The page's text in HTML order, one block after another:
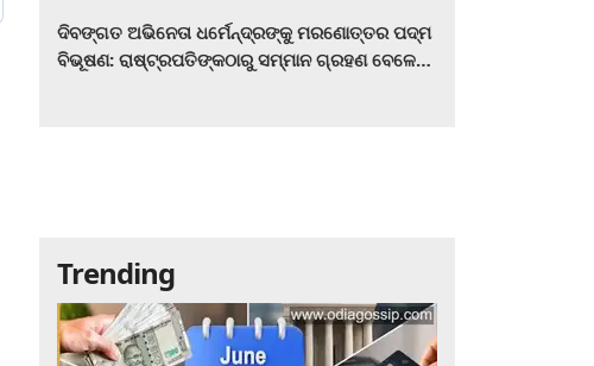
ଦିବଙ୍ଗତ ଅଭିନେତା ଧର୍ମେନ୍ଦ୍ରଙ୍କୁ ମରଣୋତ୍ତର ପଦ୍ମ
ବିଭୂଷଣ: ରାଷ୍ଟ୍ରପତିଙ୍କଠାରୁ ସମ୍ମାନ ଗ୍ରହଣ ବେଳେ
Trending